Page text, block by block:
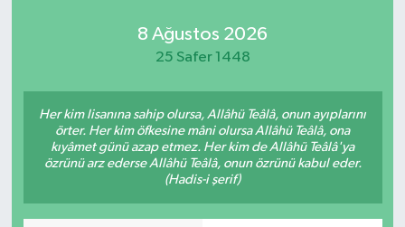
8 Ağustos 2026
25 Safer 1448
Her kim lisanına sahip olursa, Allâhü Teâlâ, onun ayıplarını
örter. Her kim öfkesine mâni olursa Allâhü Teâlâ, ona
kıyâmet günü azap etmez. Her kim de Allâhü Teâlâ'ya
özrünü arz ederse Allâhü Teâlâ, onun özrünü kabul eder.
(Hadis-i şerif)